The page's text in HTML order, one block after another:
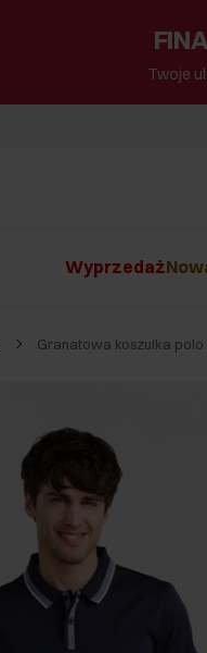
Twoje
Wyprzedaż
Granatowa koszulka polo